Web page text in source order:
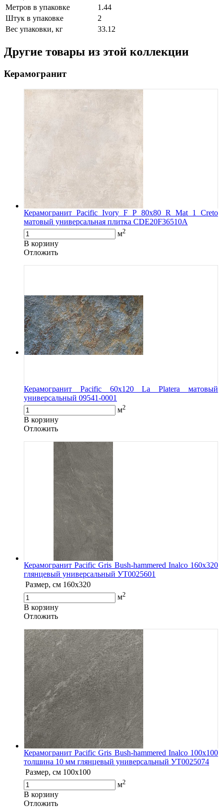
Метров в упаковке
1.44
Штук в упаковке
2
Вес упаковки, кг
33.12
Другие товары из этой коллекции
Керамогранит
Керамогранит Pacific Ivory F P 80х80 R Mat 1 Creto
матовый универсальная плитка CDE20F36510A
м2
В корзину
Oтложить
Керамогранит Pacific 60x120 La Platera матовый
универсальный 09541-0001
м2
В корзину
Oтложить
Керамогранит Pacific Gris Bush-hammered Inalco 160x320
глянцевый универсальный УТ0025601
Размер, см 160x320
м2
В корзину
Oтложить
Керамогранит Pacific Gris Bush-hammered Inalco 100x100
толшина 10 мм глянцевый универсальный УТ0025074
Размер, см 100x100
м2
В корзину
Oтложить